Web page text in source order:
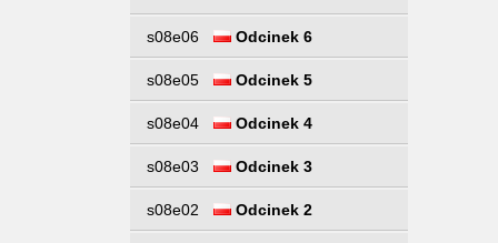
s08e06 Odcinek 6
s08e05 Odcinek 5
s08e04 Odcinek 4
s08e03 Odcinek 3
s08e02 Odcinek 2